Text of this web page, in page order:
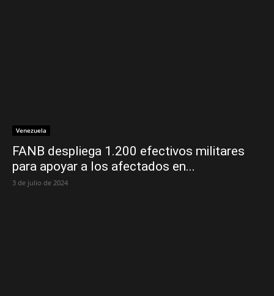
Venezuela
FANB despliega 1.200 efectivos militares
para apoyar a los afectados en...
3 de julio de 2024